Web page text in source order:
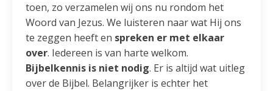
toen, zo verzamelen wij ons nu rondom het
Woord van Jezus. We luisteren naar wat Hij ons
te zeggen heeft en spreken er met elkaar
over. Iedereen is van harte welkom.
Bijbelkennis is niet nodig. Er is altijd wat uitleg
over de Bijbel. Belangrijker is echter het